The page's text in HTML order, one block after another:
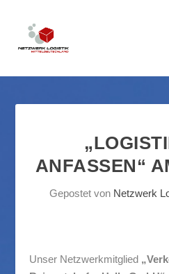
ANFASSEN“
Gepostet von Netzwerk
Unser Netzwerkmitglied